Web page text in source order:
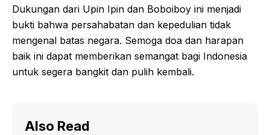
Dukungan dari Upin Ipin dan Boboiboy ini menjadi
bukti bahwa persahabatan dan kepedulian tidak
mengenal batas negara. Semoga doa dan harapan
baik ini dapat memberikan semangat bagi Indonesia
untuk segera bangkit dan pulih kembali.
Also Read